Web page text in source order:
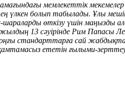
мемлекеттік
үлкен болып табылады. Ұлы
өткізу үшін маңызды
13 сәуірінде Рим Папасы
стандарттарға сай
ететін ғылыми-